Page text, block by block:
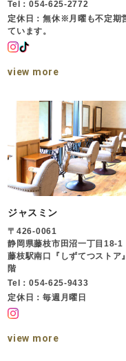
Tel：054-625-2772
定休日：無休※月曜も不定期
ています。
view more
ジャスミン
〒426-0061
静岡県藤枝市田沼一丁目18-1
藤枝駅南口『しずてつストア
階
Tel：054-625-9433
定休日：毎週月曜日
view more